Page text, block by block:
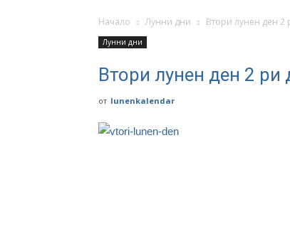
Начало Лунни дни Втори лунен ден 2
Лунни дни
Втори лунен ден 2 ри
от lunenkalendar